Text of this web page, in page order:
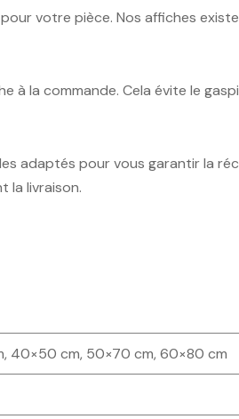
pour votre pièce. Nos affiches
à la commande. Cela évite le
adaptés pour vous garantir la
la livraison.
40×50 cm, 50×70 cm, 60×80 cm